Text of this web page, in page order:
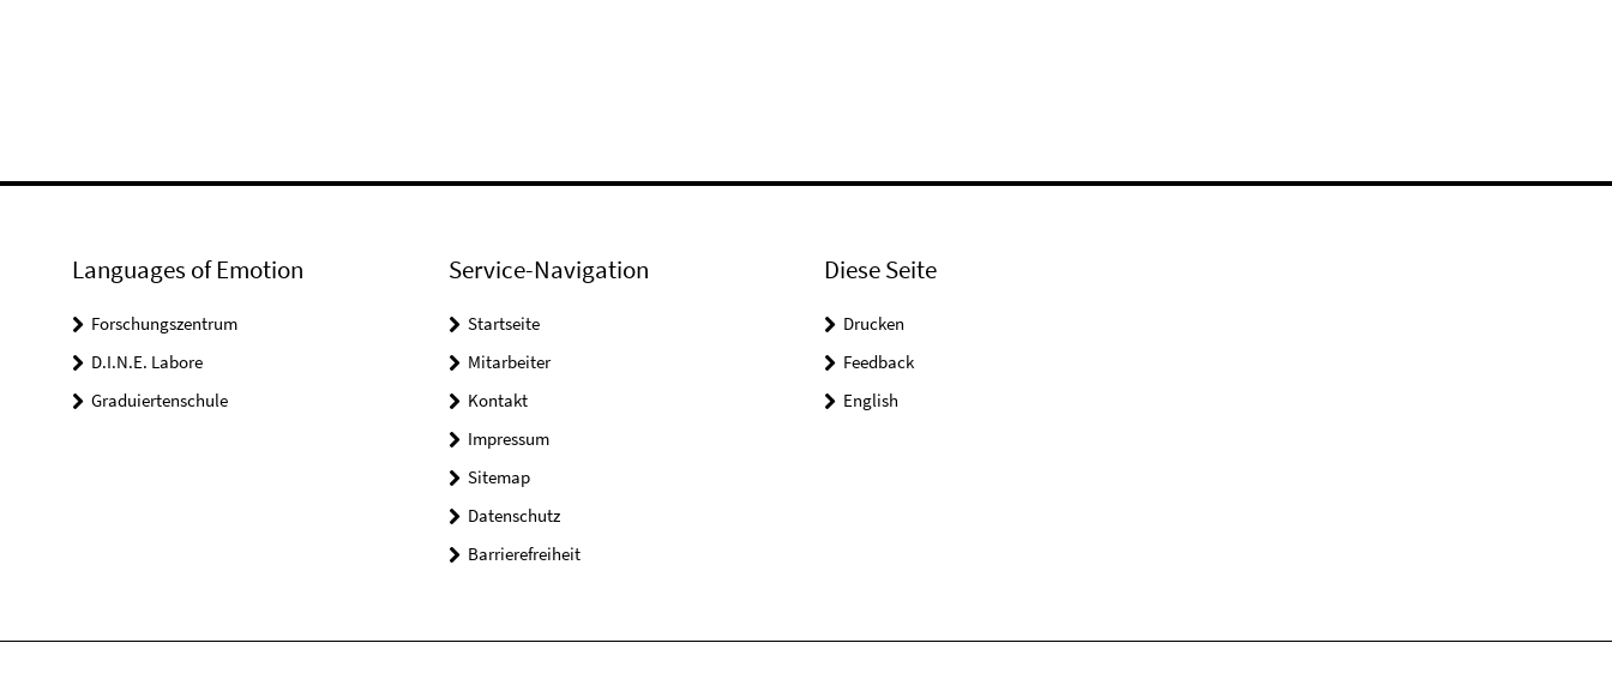
Languages of Emotion
Forschungszentrum
D.I.N.E. Labore
Graduiertenschule
Service-Navigation
Startseite
Mitarbeiter
Kontakt
Impressum
Sitemap
Datenschutz
Barrierefreiheit
Diese Seite
Drucken
Feedback
English